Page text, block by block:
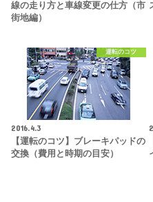
線の走り方と車線変更の仕方（市
街地編）
運転のコツ
2016.4.3
【運転のコツ】ブレーキパッドの
交換（費用と時期の目安）